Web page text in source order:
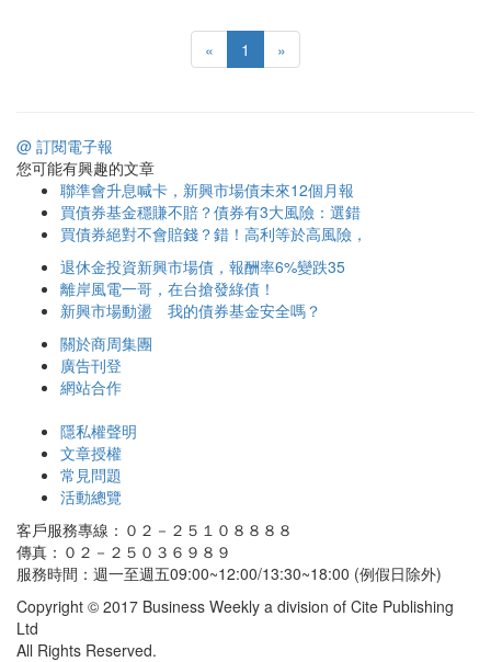
« 1 »
@ 訂閱電子報
您可能有興趣的文章
聯準會升息喊卡，新興市場債未來12個月報
買債券基金穩賺不賠？債券有3大風險：選錯
買債券絕對不會賠錢？錯！高利等於高風險，
退休金投資新興市場債，報酬率6%變跌35
離岸風電一哥，在台搶發綠債！
新興市場動盪 我的債券基金安全嗎？
關於商周集團
廣告刊登
網站合作
隱私權聲明
文章授權
常見問題
活動總覽
客戶服務專線：０２－２５１０８８８８
傳真：０２－２５０３６９８９
服務時間：週一至週五09:00~12:00/13:30~18:00 (例假日除外)
Copyright © 2017 Business Weekly a division of Cite Publishing
Ltd
All Rights Reserved.